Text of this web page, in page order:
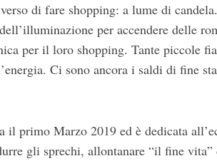
di fare shopping: a lume di
per accendere delle
per il loro shopping. Tante piccole
Ci sono ancora i saldi di fine
primo Marzo 2019 ed è dedicata
gli sprechi, allontanare “il fine vita”